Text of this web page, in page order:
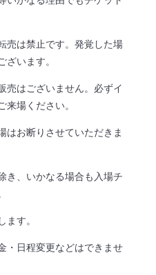
売は禁止です。発覚した場
ざいます。
売はございません。必ずイ
来場ください。
はお断りさせていただきま
き、いかなる場合も入場チ
ます。
・日程変更などはできませ